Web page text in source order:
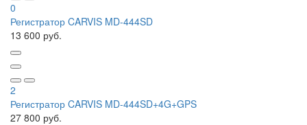
0
Регистратор CARVIS MD-444SD
13 600 руб.
2
Регистратор CARVIS MD-444SD+4G+GPS
27 800 руб.